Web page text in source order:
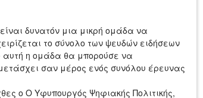
δυνατόν μια μικρή ομάδα να
το σύνολο των ψευδών ειδήσεων
αυτή η ομάδα θα μπορούσε να
σαν μέρος ενός συνόλου έρευνας
ο Ο Υφυπουργός Ψηφιακής Πολιτικής,